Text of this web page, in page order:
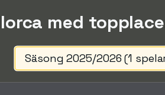
med